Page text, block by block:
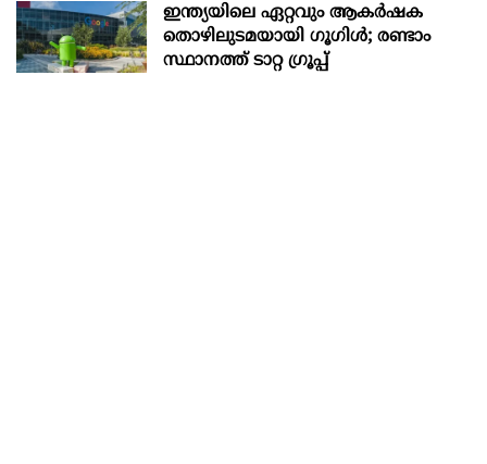
ഇന്ത്യയിലെ ഏറ്റവും ആകര്‍ഷക
തൊഴിലുടമയായി ഗൂഗിള്‍; രണ്ടാം
സ്ഥാനത്ത് ടാറ്റ ഗ്രൂപ്പ്